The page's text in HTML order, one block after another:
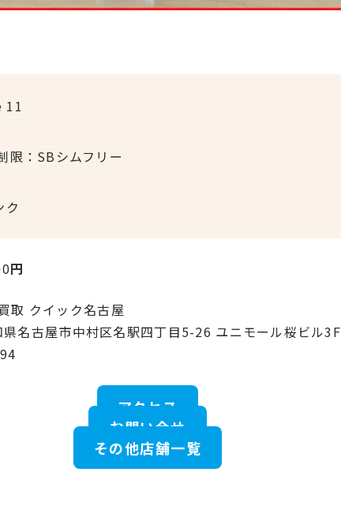
11
限：SBシムフリー
ク
円
取 クイック名古屋
名古屋市中村区名駅四丁目5-26 ユニモール桜ビル3F
アクセス
お問い合せ
その他店舗一覧